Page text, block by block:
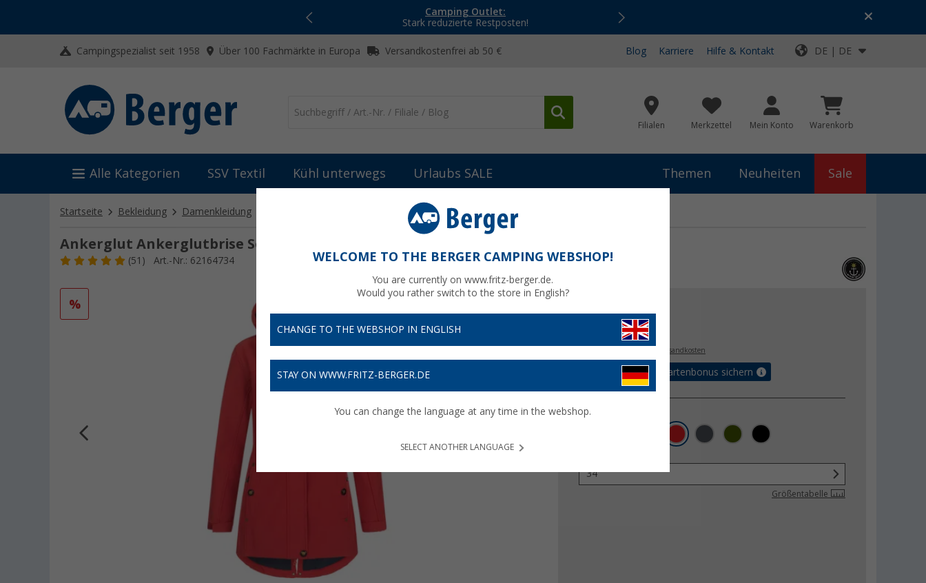
Camping Outlet:
Stark reduzierte Restposten!
Top-Deals für dein Abenteuer!
Campingspezialist seit 1958 Über 100 Fachmärkte in Europa Versandkostenfrei ab 50 € Blog Karriere Hilfe & Kontakt DE | DE
Filialen Merkzettel Mein Konto Warenkorb
Alle Kategorien SSV Textil Kühl unterwegs Urlaubs SALE Themen Neuheiten Sale
Startseite Bekleidung Damenkleidung Ankerglut Ankerglutbrise Softshellmantel Damen
Ankerglut Ankerglutbrise Softshellmantel Damen
(51) Art.-Nr.: 62164734
%
€
zzgl. Versandkosten
Bis zu 5% Vorteilskartenbonus sichern
Farbe
34
Größentabelle
WELCOME TO THE BERGER CAMPING WEBSHOP!
You are currently on www.fritz-berger.de.
Would you rather switch to the store in English?
CHANGE TO THE WEBSHOP IN ENGLISH
STAY ON WWW.FRITZ-BERGER.DE
You can change the language at any time in the webshop.
SELECT ANOTHER LANGUAGE